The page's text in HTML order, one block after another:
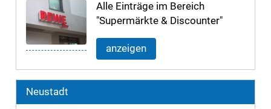
Alle Einträge im Bereich
"Supermärkte & Discounter"
anzeigen
Neustadt